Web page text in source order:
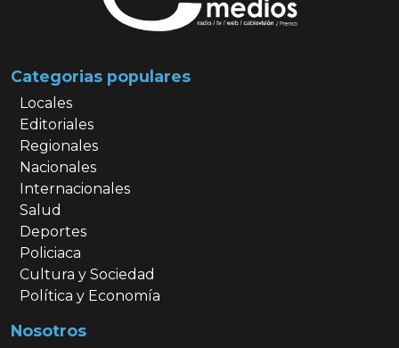
Categorias populares
Locales
Editoriales
Regionales
Nacionales
Internacionales
Salud
Deportes
Policiaca
Cultura y Sociedad
Política y Economía
Nosotros